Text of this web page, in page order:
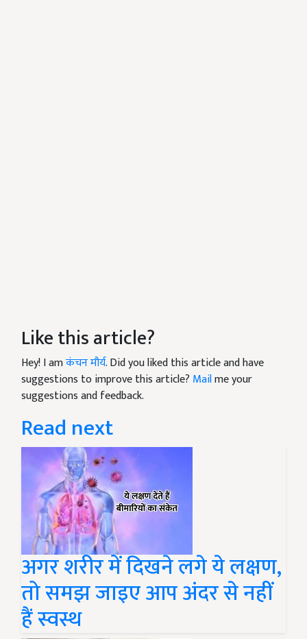
Like this article?
Hey! I amकंचन मौर्य. Did you liked this article and have
suggestions to improve this article? Mailme your
suggestions and feedback.
Read next
अगर शरीर में दिखने लगे ये लक्षण,
तो समझ जाइए आप अंदर से नहीं
हैं स्वस्थ